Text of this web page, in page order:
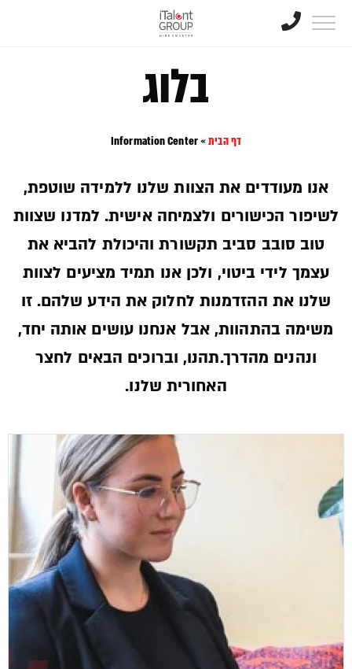
בלוג
דף הבית»
Information Center
אנו מעודדים את הצוות שלנו ללמידה שוטפת,
לשיפור הכישורים ולצמיחה אישית. למדנו שצוות
טוב סובב סביב תקשורת והיכולת להביא את
עצמך לידי ביטוי, ולכן אנו תמיד מציעים לצוות
שלנו את ההזדמנות לחלוק את הידע שלהם. זו
משימה בהתהוות, אבל אנחנו עושים אותה יחד,
ונהנים מהדרך.תהנו, וברוכים הבאים לחצר
האחורית שלנו.­